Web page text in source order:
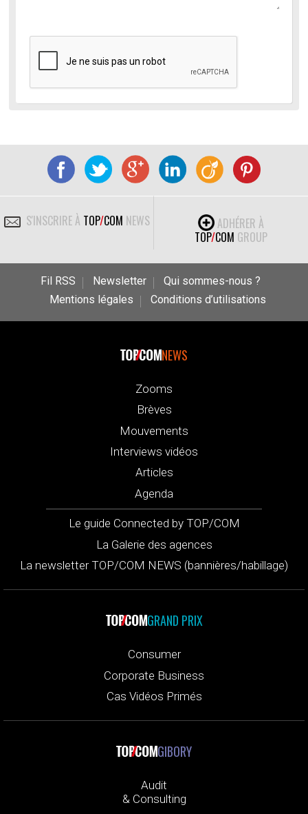
S'INSCRIRE À TOP/COM NEWS
ADHÉRER À
TOP/COM GROUP
Fil RSS Newsletter
Qui sommes-nous ?
Mentions légales
Conditions d’utilisations
NEWS
Zooms
Brèves
Mouvements
Interviews vidéos
Articles
Agenda
Le guide Connected by TOP/COM
La Galerie des agences
La newsletter TOP/COM NEWS (bannières/habillage)
GRAND PRIX
Consumer
Corporate Business
Cas Vidéos Primés
GIBORY
Audit
& Consulting